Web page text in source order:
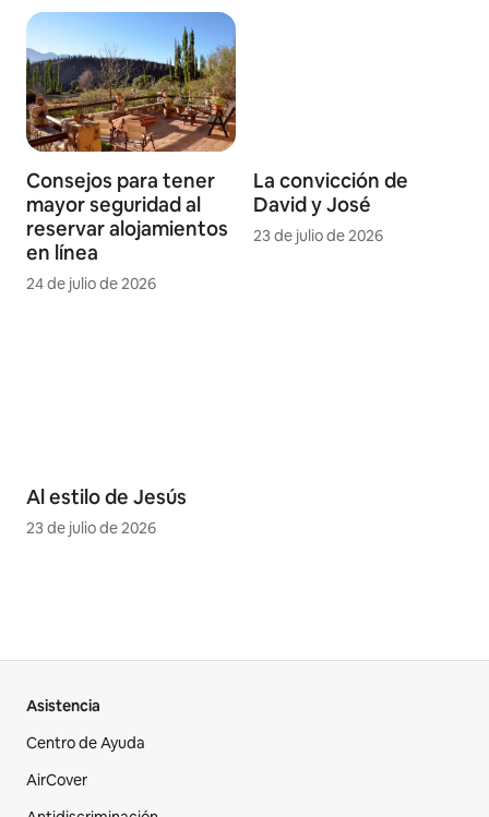
Consejos para tener
mayor seguridad al
reservar alojamientos
en línea
24 de julio de 2026
La convicción de
David y José
23 de julio de 2026
Al estilo de Jesús
23 de julio de 2026
Asistencia
Centro de Ayuda
AirCover